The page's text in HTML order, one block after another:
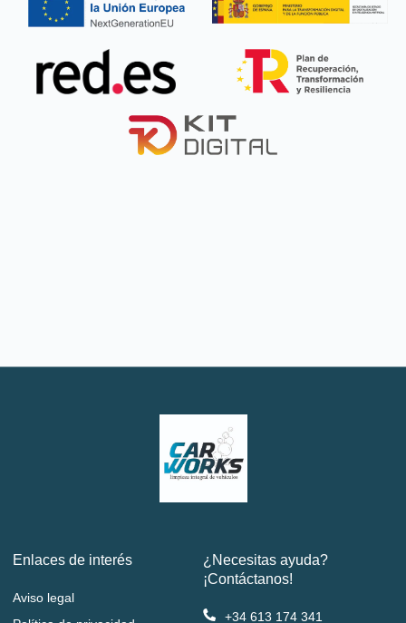
Enlaces de interés
Aviso legal
¿Necesitas ayuda?
¡Contáctanos!
+34 613 174 341